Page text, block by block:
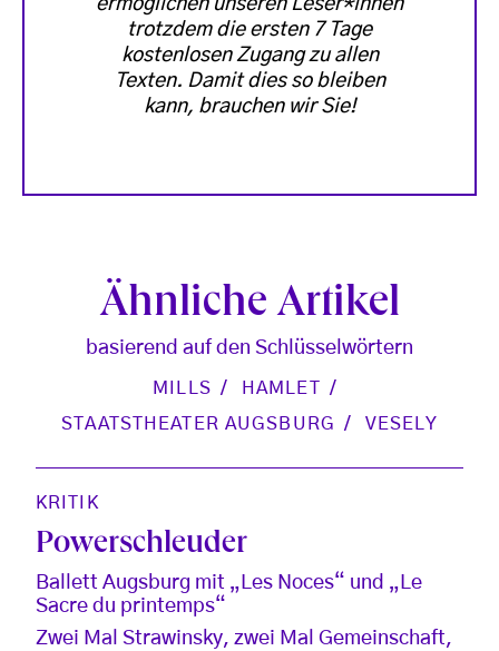
ermöglichen unseren Leser*innen
trotzdem die ersten 7 Tage
kostenlosen Zugang zu allen
Texten. Damit dies so bleiben
kann, brauchen wir Sie!
Ähnliche Artikel
basierend auf den Schlüsselwörtern
MILLS
HAMLET
STAATSTHEATER AUGSBURG
VESELY
KRITIK
Powerschleuder
Ballett Augsburg mit „Les Noces“ und „Le
Sacre du printemps“
Zwei Mal Strawinsky, zwei Mal Gemeinschaft,